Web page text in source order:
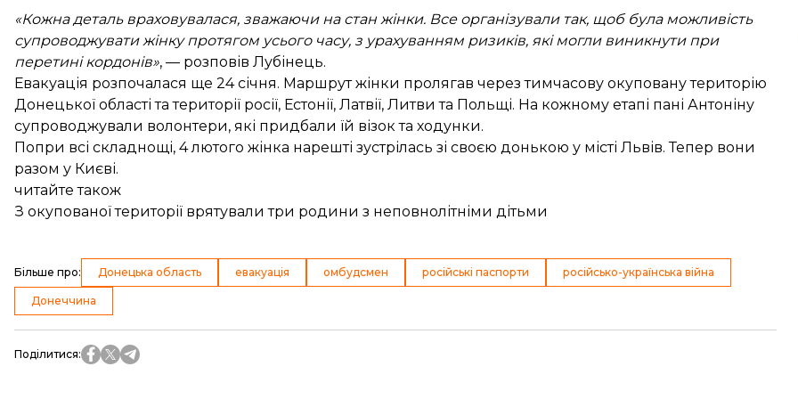
«Кожна деталь враховувалася, зважаючи на стан жінки. Все організували так, щоб була можливість
супроводжувати жінку протягом усього часу, з урахуванням ризиків, які могли виникнути при
перетині кордонів», — розповів Лубінець.
Евакуація розпочалася ще 24 січня. Маршрут жінки пролягав через тимчасову окуповану територію
Донецької області та території росії, Естонії, Латвії, Литви та Польщі. На кожному етапі пані Антоніну
супроводжували волонтери, які придбали їй візок та ходунки.
Попри всі складнощі, 4 лютого жінка нарешті зустрілась зі своєю донькою у місті Львів. Тепер вони
разом у Києві.
читайте також
З окупованої території врятували три родини з неповнолітніми дітьми
Більше про: Донецька область евакуація омбудсмен російські паспорти російсько-українська війна
Донеччина
Поділитися: